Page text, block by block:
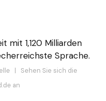
mit 1,120 Milliarden
Sprache.
| Sehen Sie sich die
an